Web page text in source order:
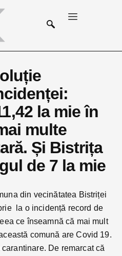
la mie în
multe
Și Bistrița
de 7 la mie
din vecinătatea Bistriței
la o incidență record de
ce înseamnă că mai mult
comună are Covid 19.
De remarcat că